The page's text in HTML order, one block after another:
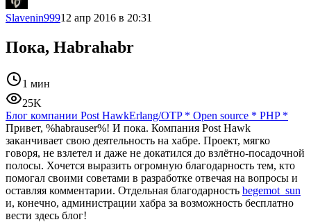
Slavenin99912 апр 2016 в 20:31
Пока, Habrahabr
1 мин
25K
Блог компании Post HawkErlang/OTP* Open source * PHP*
Привет, %habrauser%! И пока. Компания Post Hawk
заканчивает свою деятельность на хабре. Проект, мягко
говоря, не взлетел и даже не докатился до взлётно-посадочной
полосы. Хочется выразить огромную благодарность тем, кто
помогал своими советами в разработке отвечая на вопросы и
оставляя комментарии. Отдельная благодарность begemot_sun
и, конечно, администрации хабра за возможность бесплатно
вести здесь блог!